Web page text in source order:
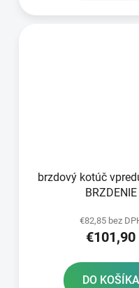
brzdový kotúč
BRZDENIE
€82,85 bez
€101,90
DO KOŠÍKA